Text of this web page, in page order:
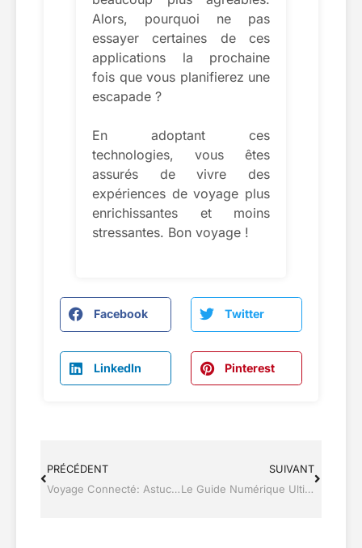
Alors, pourquoi ne pas
essayer certaines de ces
applications la prochaine
fois que vous planifierez une
escapade ?
En adoptant ces
technologies, vous êtes
assurés de vivre des
expériences de voyage plus
enrichissantes et moins
stressantes. Bon voyage !
Facebook Twitter
LinkedIn Pinterest
PRÉCÉDENT
Voyage Connecté: Astuces High-Tech pour des Aventures Modernes
SUIVANT
Le Guide Numérique Ultime pour Touristes : Explorez avec la Technologie